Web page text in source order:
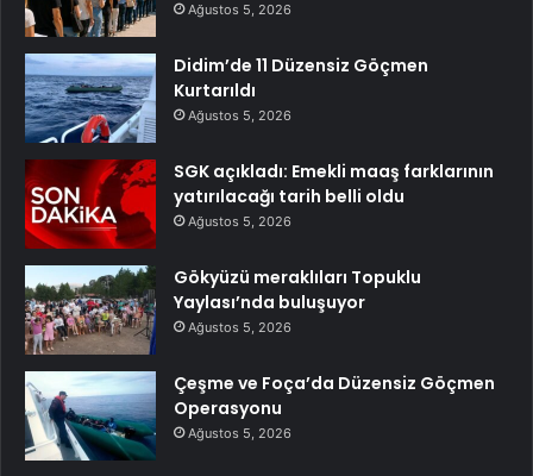
Ağustos 5, 2026
Didim’de 11 Düzensiz Göçmen
Kurtarıldı
Ağustos 5, 2026
SGK açıkladı: Emekli maaş farklarının
yatırılacağı tarih belli oldu
Ağustos 5, 2026
Gökyüzü meraklıları Topuklu
Yaylası’nda buluşuyor
Ağustos 5, 2026
Çeşme ve Foça’da Düzensiz Göçmen
Operasyonu
Ağustos 5, 2026